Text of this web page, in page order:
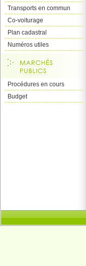
Transports en commun
Co-voiturage
Plan cadastral
Numéros utiles
Procédures en cours
Budget